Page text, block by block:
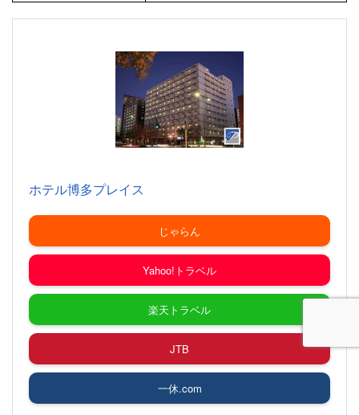
ホテル博多プレイス
じゃらん
Yahoo!トラベル
楽天トラベル
JTB
一休.com